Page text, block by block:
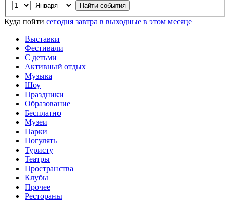
Куда пойти сегодня завтра в выходные в этом месяце
Выставки
Фестивали
С детьми
Активный отдых
Музыка
Шоу
Праздники
Образование
Бесплатно
Музеи
Парки
Погулять
Туристу
Театры
Пространства
Клубы
Прочее
Рестораны